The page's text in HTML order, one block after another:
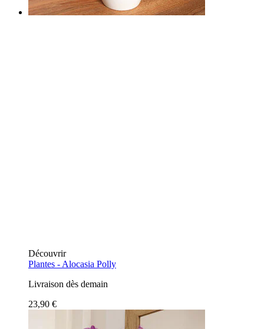
Découvrir
Plantes - Alocasia Polly
Livraison dès demain
23,90 €